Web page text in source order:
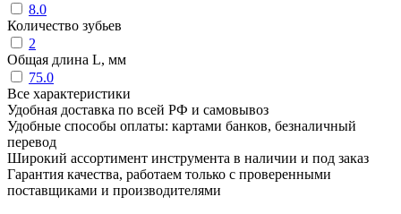
8.0
Количество зубьев
2
Общая длина L, мм
75.0
Все характеристики
Удобная доставка по всей РФ и самовывоз
Удобные способы оплаты: картами банков, безналичный
перевод
Широкий ассортимент инструмента в наличии и под заказ
Гарантия качества, работаем только с проверенными
поставщиками и производителями